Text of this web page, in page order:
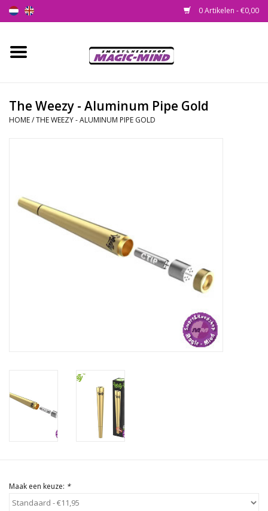
0 Artikelen - €0,00
Home
Smartshop
Health Supplies
The Weezy - Aluminum Pipe Gold
HOME/THE WEEZY - ALUMINUM PIPE GOLD
Maak een keuze: *